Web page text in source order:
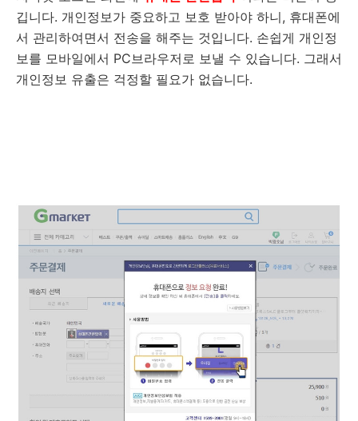
깁니다. 개인정보가 중요하고 보호 받아야 하니, 휴대폰에
서 관리하여면서 전송을 해주는 것입니다. 손쉽게 개인정
보를 모바일에서 PC브라우저로 보낼 수 있습니다. 그래서
개인정보 유출은 걱정할 필요가 없습니다.